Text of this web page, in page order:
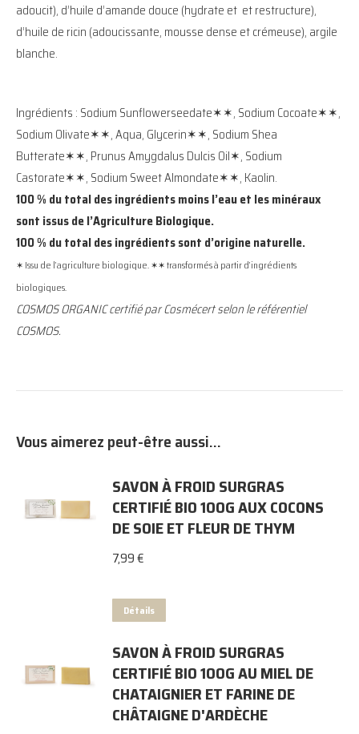
adoucit), d’huile d’amande douce (hydrate et et restructure),
d’huile de ricin (adoucissante, mousse dense et crémeuse), argile
blanche.
Ingrédients : Sodium Sunflowerseedate✶✶, Sodium Cocoate✶✶,
Sodium Olivate✶✶, Aqua, Glycerin✶✶, Sodium Shea
Butterate✶✶, Prunus Amygdalus Dulcis Oil✶, Sodium
Castorate✶✶, Sodium Sweet Almondate✶✶, Kaolin.
100 % du total des ingrédients moins l’eau et les minéraux
sont issus de l’Agriculture Biologique.
100 % du total des ingrédients sont d’origine naturelle.
✶ Issu de l’agriculture biologique. ✶✶ transformés à partir d’ingrédients
biologiques.
COSMOS ORGANIC certifié par Cosmécert selon le référentiel
COSMOS.
Vous aimerez peut-être aussi…
SAVON À FROID SURGRAS
CERTIFIÉ BIO 100G AUX COCONS
DE SOIE ET FLEUR DE THYM
7,99€
Détails
SAVON À FROID SURGRAS
CERTIFIÉ BIO 100G AU MIEL DE
CHATAIGNIER ET FARINE DE
CHÂTAIGNE D'ARDÈCHE